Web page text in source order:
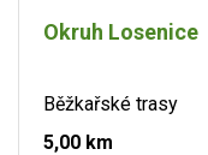
Okruh Losenice
Běžkařské trasy
5,00 km